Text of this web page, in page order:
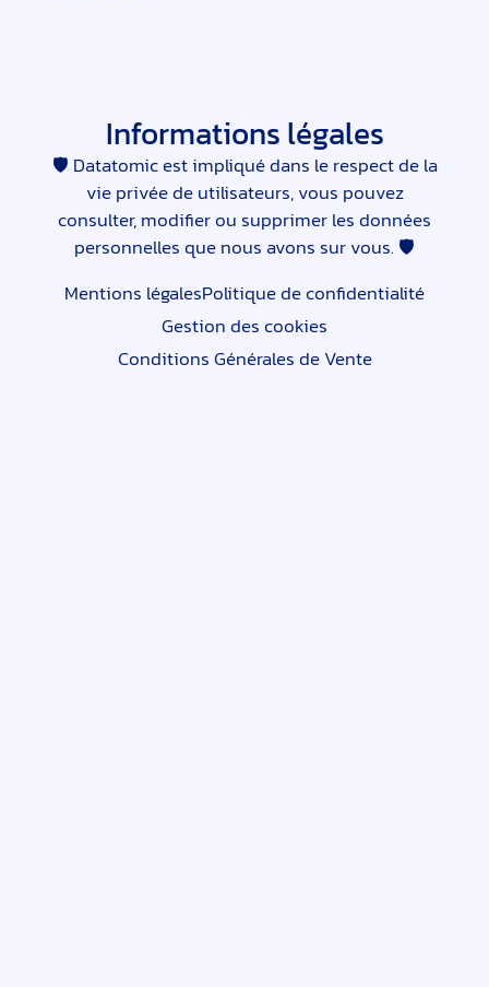
Informations légales
🛡 Datatomic est impliqué dans le respect de la
vie privée de utilisateurs, vous pouvez
consulter, modifier ou supprimer les données
personnelles que nous avons sur vous. 🛡
Mentions légalesPolitique de confidentialité
Gestion des cookies
Conditions Générales de Vente